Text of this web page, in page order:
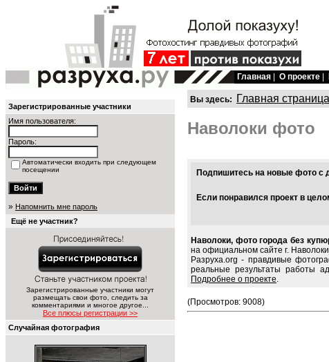
Главная О проекте
Зарегистрированные участники
Имя пользователя:
Пароль:
Автоматически входить при следующем
посещении
» Напомнить мне пароль
Ещё не участник?
Зарегистрированные участники могут
размещать свои фото, следить за
комментариями и многое другое...
Все плюсы регистрации >>
Случайная фотография
Вы здесь: Главная страница
Наволоки фото
Подпишитесь на новые фото с
Если понравился проект в
Наволоки, фото города без
на официальном сайте г.
Разруха.org - правдивые
реальные результаты работы
Подробнее о проекте.
(Просмотров: 9008)